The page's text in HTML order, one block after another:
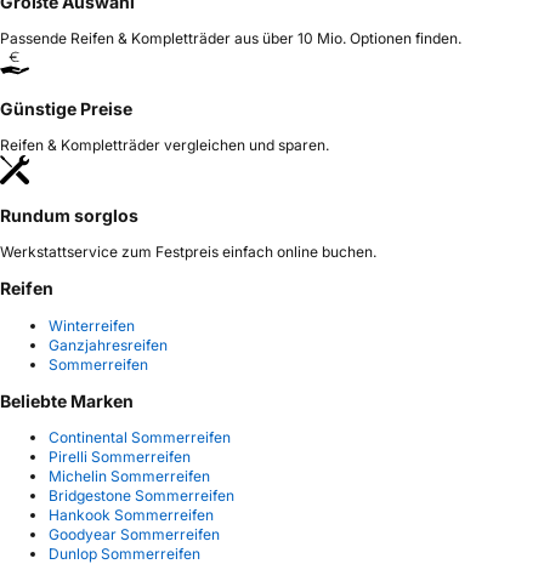
Passende Reifen & Kompletträder aus über 10 Mio. Optionen finden.
Günstige Preise
Reifen & Kompletträder vergleichen und sparen.
Rundum sorglos
Werkstattservice zum Festpreis einfach online buchen.
Reifen
Winterreifen
Ganzjahresreifen
Sommerreifen
Beliebte Marken
Continental Sommerreifen
Pirelli Sommerreifen
Michelin Sommerreifen
Bridgestone Sommerreifen
Hankook Sommerreifen
Goodyear Sommerreifen
Dunlop Sommerreifen